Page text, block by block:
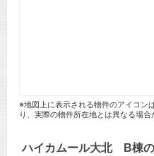
※地図上に表示される物件のアイコン
り、実際の物件所在地とは異なる場合
ハイカムール大北 B棟